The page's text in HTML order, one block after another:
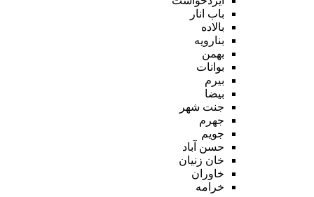
باب انار
بالاده
بنارویه
بهمن
بوانات
بیرم
بیضا
جنت شهر
جهرم
جویم
حسن آباد
خان زنیان
خاوران
خرامه